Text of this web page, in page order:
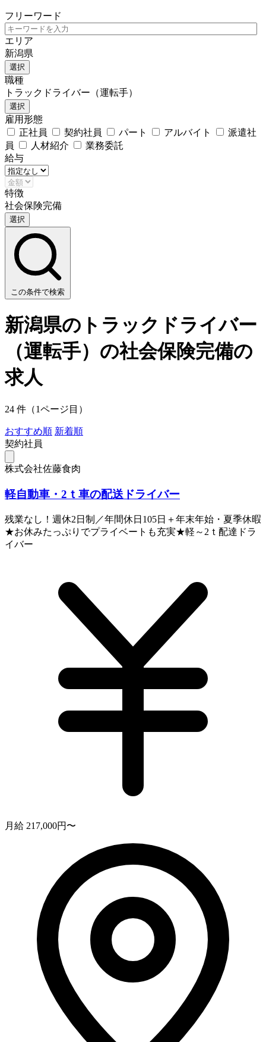
フリーワード
エリア
新潟県
選択
職種
トラックドライバー（運転手）
選択
雇用形態
正社員
契約社員 パート アルバイト
派遣社
員
人材紹介
業務委託
給与
特徴
社会保険完備
選択
この条件で検索
新潟県のトラックドライバー
（運転手）の社会保険完備の
求人
24 件（1ページ目）
おすすめ順 新着順
契約社員
株式会社佐藤食肉
軽自動車・2ｔ車の配送ドライバー
残業なし！週休2日制／年間休日105日＋年末年始・夏季休暇
★お休みたっぷりでプライベートも充実★軽～2ｔ配達ドラ
イバー
月給 217,000円〜